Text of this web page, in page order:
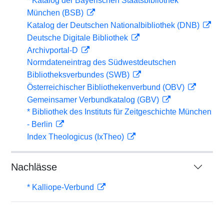
München (BSB)
Katalog der Deutschen Nationalbibliothek (DNB)
Deutsche Digitale Bibliothek
Archivportal-D
Normdateneintrag des Südwestdeutschen
Bibliotheksverbundes (SWB)
Österreichischer Bibliothekenverbund (OBV)
Gemeinsamer Verbundkatalog (GBV)
* Bibliothek des Instituts für Zeitgeschichte München
- Berlin
Index Theologicus (IxTheo)
Nachlässe
* Kalliope-Verbund